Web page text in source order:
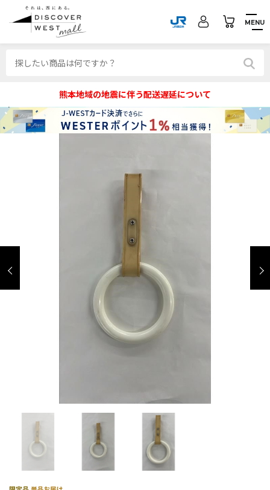
MENU
熊本地域の地震に伴う配送遅延について